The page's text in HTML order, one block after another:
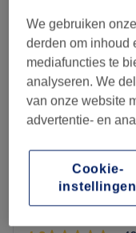
We gebruiken
derden om inhoud
mediafuncties te
analyseren. We
van onze website
advertentie- en
Cookie-
instellingen